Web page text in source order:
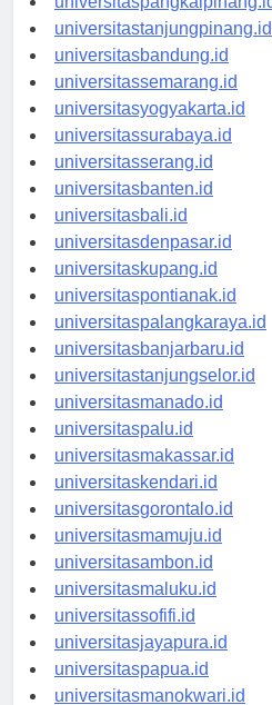
universitaspangkalpinang.id
universitastanjungpinang.id
universitasbandung.id
universitassemarang.id
universitasyogyakarta.id
universitassurabaya.id
universitasserang.id
universitasbanten.id
universitasbali.id
universitasdenpasar.id
universitaskupang.id
universitaspontianak.id
universitaspalangkaraya.id
universitasbanjarbaru.id
universitastanjungselor.id
universitasmanado.id
universitaspalu.id
universitasmakassar.id
universitaskendari.id
universitasgorontalo.id
universitasmamuju.id
universitasambon.id
universitasmaluku.id
universitassofifi.id
universitasjayapura.id
universitaspapua.id